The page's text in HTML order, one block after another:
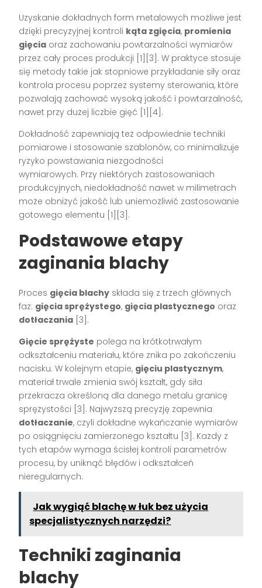
Uzyskanie dokładnych form metalowych możliwe jest
dzięki precyzyjnej kontroli kąta zgięcia, promienia
gięcia oraz zachowaniu powtarzalności wymiarów
przez cały proces produkcji [1][3]. W praktyce stosuje
się metody takie jak stopniowe przykładanie siły oraz
kontrola procesu poprzez systemy sterowania, które
pozwalają zachować wysoką jakość i powtarzalność,
nawet przy dużej liczbie gięć [1][4].
Dokładność zapewniają też odpowiednie techniki
pomiarowe i stosowanie szablonów, co minimalizuje
ryzyko powstawania niezgodności
wymiarowych. Przy niektórych zastosowaniach
produkcyjnych, niedokładność nawet w milimetrach
może obniżyć jakość lub uniemożliwić zastosowanie
gotowego elementu [1][3].
Podstawowe etapy
zaginania blachy
Proces gięcia blachy składa się z trzech głównych
faz: gięcia sprężystego, gięcia plastycznego oraz
dotłaczania [3].
Gięcie sprężyste polega na krótkotrwałym
odkształceniu materiału, które znika po zakończeniu
nacisku. W kolejnym etapie, gięciu plastycznym,
materiał trwale zmienia swój kształt, gdy siła
przekracza określoną dla danego metalu granicę
sprężystości [3]. Najwyższą precyzję zapewnia
dotłaczanie, czyli dokładne wykańczanie wymiarów
po osiągnięciu zamierzonego kształtu [3]. Każdy z
tych etapów wymaga ścisłej kontroli parametrów
procesu, by uniknąć błędów i odkształceń
nieregularnych.
Jak wygiąć blachę w łuk bez użycia
specjalistycznych narzędzi?
Techniki zaginania
blachy